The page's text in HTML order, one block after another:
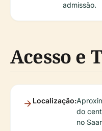
admissão.
Acesso e
Localização:
do
no